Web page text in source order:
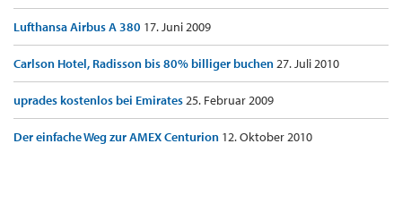
Lufthansa Airbus A 380 17. Juni 2009
Carlson Hotel, Radisson bis 80% billiger buchen27. Juli 2010
uprades kostenlos bei Emirates25. Februar 2009
Der einfache Weg zur AMEX Centurion 12. Oktober 2010